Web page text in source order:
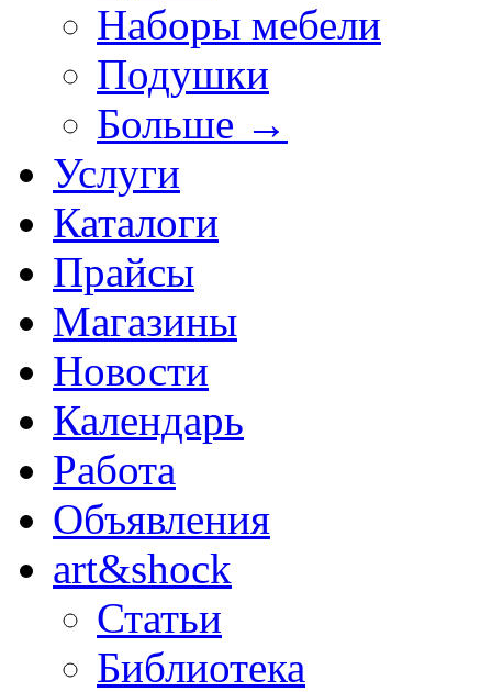
Наборы мебели
Подушки
Больше →
Услуги
Каталоги
Прайсы
Магазины
Новости
Календарь
Работа
Объявления
art&shock
Статьи
Библиотека